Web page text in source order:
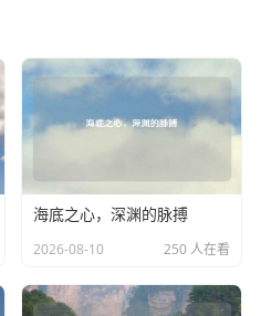
海底之心，深渊的脉搏
2026-08-10 250 人在看